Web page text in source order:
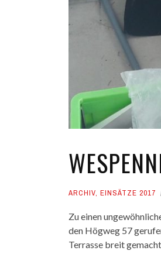
ARCHIV, EINSÄTZE 2017
Zu einen
den Högweg 57
Terrasse breit